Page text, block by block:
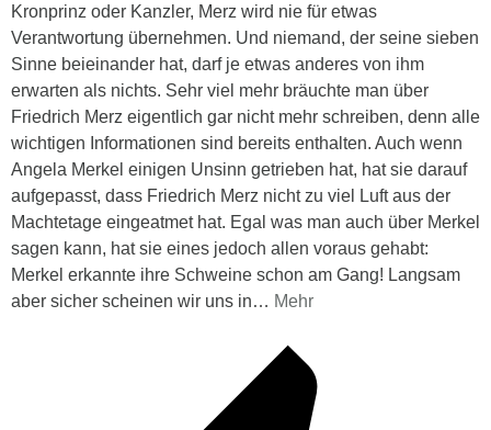
Kronprinz oder Kanzler, Merz wird nie für etwas
Verantwortung übernehmen. Und niemand, der seine sieben
Sinne beieinander hat, darf je etwas anderes von ihm
erwarten als nichts. Sehr viel mehr bräuchte man über
Friedrich Merz eigentlich gar nicht mehr schreiben, denn alle
wichtigen Informationen sind bereits enthalten. Auch wenn
Angela Merkel einigen Unsinn getrieben hat, hat sie darauf
aufgepasst, dass Friedrich Merz nicht zu viel Luft aus der
Machtetage eingeatmet hat. Egal was man auch über Merkel
sagen kann, hat sie eines jedoch allen voraus gehabt:
Merkel erkannte ihre Schweine schon am Gang! Langsam
aber sicher scheinen wir uns in… Mehr